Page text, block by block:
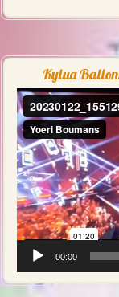
Kylua
Videospeler
00:00